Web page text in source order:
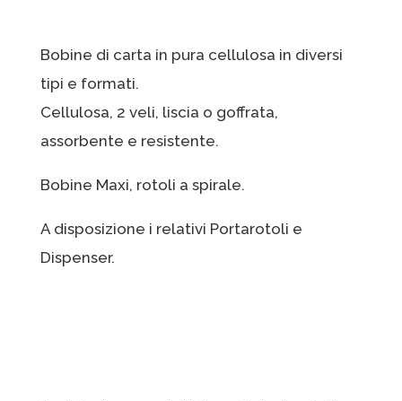
Bobine di carta in pura cellulosa in diversi
tipi e formati.
Cellulosa, 2 veli, liscia o goffrata,
assorbente e resistente.
Bobine Maxi, rotoli a spirale.
A disposizione i relativi Portarotoli e
Dispenser.